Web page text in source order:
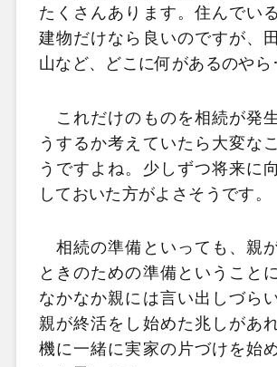
たくさんあります。住んでい
建物だけなら良いのですが、
山など、どこに何があるのやら･
これだけのものを相続が発
うするか考えていたら大変な
うですよね。少しずつ将来に
しておいた方がよさそうです。
相続の準備といっても、親
ときのための準備ということ
なかなか親には言い出しづら
親が終活をし始めた兆しがあ
機に一緒に実家の片づけを始